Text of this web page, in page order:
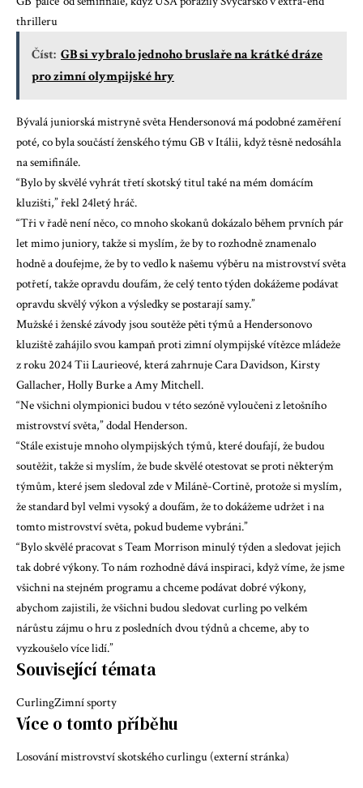
thrilleru
Číst: GB si vybralo jednoho bruslaře na krátké dráze
pro zimní olympijské hry
Bývalá juniorská mistryně světa Hendersonová má podobné zaměření
poté, co byla součástí ženského týmu GB v Itálii, když těsně nedosáhla
na semifinále.
“Bylo by skvělé vyhrát třetí skotský titul také na mém domácím
kluzišti,” řekl 24letý hráč.
“Tři v řadě není něco, co mnoho skokanů dokázalo během prvních pár
let mimo juniory, takže si myslím, že by to rozhodně znamenalo
hodně a doufejme, že by to vedlo k našemu výběru na mistrovství světa
potřetí, takže opravdu doufám, že celý tento týden dokážeme podávat
opravdu skvělý výkon a výsledky se postarají samy.”
Mužské i ženské závody jsou soutěže pěti týmů a Hendersonovo
kluziště zahájilo svou kampaň proti zimní olympijské vítězce mládeže
z roku 2024 Tii Laurieové, která zahrnuje Cara Davidson, Kirsty
Gallacher, Holly Burke a Amy Mitchell.
“Ne všichni olympionici budou v této sezóně vyloučeni z letošního
mistrovství světa,” dodal Henderson.
“Stále existuje mnoho olympijských týmů, které doufají, že budou
soutěžit, takže si myslím, že bude skvělé otestovat se proti některým
týmům, které jsem sledoval zde v Miláně-Cortině, protože si myslím,
že standard byl velmi vysoký a doufám, že to dokážeme udržet i na
tomto mistrovství světa, pokud budeme vybráni.”
“Bylo skvělé pracovat s Team Morrison minulý týden a sledovat jejich
tak dobré výkony. To nám rozhodně dává inspiraci, když víme, že jsme
všichni na stejném programu a chceme podávat dobré výkony,
abychom zajistili, že všichni budou sledovat curling po velkém
nárůstu zájmu o hru z posledních dvou týdnů a chceme, aby to
vyzkoušelo více lidí.”
Související témata
CurlingZimní sporty
Více o tomto příběhu
Losování mistrovství skotského curlingu (externí stránka)